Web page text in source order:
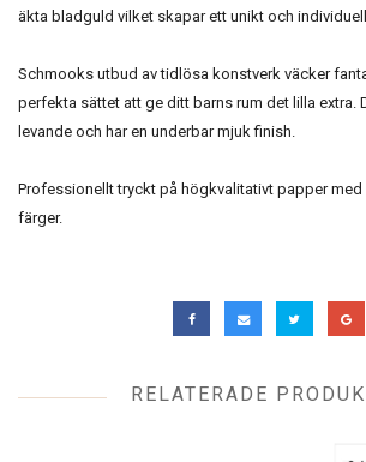
äkta bladguld vilket skapar ett unikt och
Schmooks utbud av tidlösa konstverk väcker
perfekta sättet att ge ditt barns rum det lilla extra.
levande och har en underbar mjuk finish.
Professionellt tryckt på högkvalitativt papper
färger.
RELATERADE